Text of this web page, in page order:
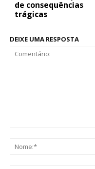
de consequências
trágicas
DEIXE UMA RESPOSTA